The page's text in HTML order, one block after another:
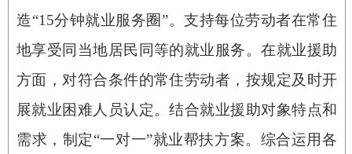
造“15分钟就业服务圈”。支持每位劳动者在常住
地享受同当地居民同等的就业服务。在就业援助
方面，对符合条件的常住劳动者，按规定及时开
展就业困难人员认定。结合就业援助对象特点和
需求，制定“一对一”就业帮扶方案。综合运用各